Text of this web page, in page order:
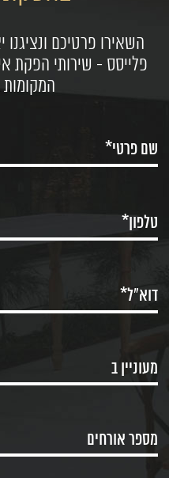
השאירו פרטיכם
פלייסס - שירותי הפקת